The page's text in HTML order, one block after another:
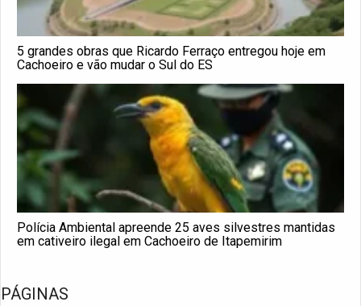
5 grandes obras que Ricardo Ferraço entregou hoje em
Cachoeiro e vão mudar o Sul do ES
Polícia Ambiental apreende 25 aves silvestres mantidas
em cativeiro ilegal em Cachoeiro de Itapemirim
PÁGINAS